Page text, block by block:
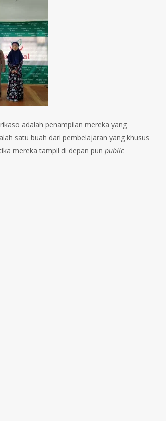
adalah penampilan mereka yang
satu buah dari pembelajaran yang khusus
mereka tampil di depan punpublic